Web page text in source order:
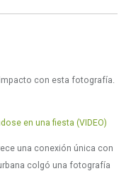
con esta fotografía.
en una fiesta (VIDEO)
una conexión única con
colgó una fotografía